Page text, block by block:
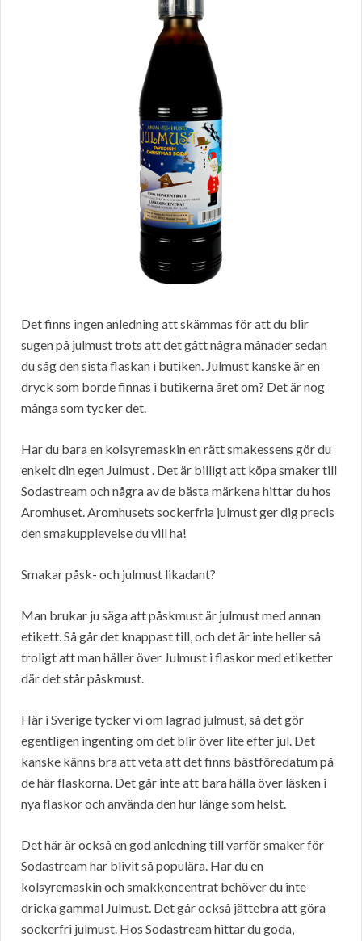
Det finns ingen anledning att skämmas för att du blir
sugen på julmust trots att det gått några månader sedan
du såg den sista flaskan i butiken. Julmust kanske är en
dryck som borde finnas i butikerna året om? Det är nog
många som tycker det.
Har du bara en kolsyremaskin en rätt smakessens gör du
enkelt din egen Julmust . Det är billigt att köpa smaker till
Sodastream och några av de bästa märkena hittar du hos
Aromhuset. Aromhusets sockerfria julmust ger dig precis
den smakupplevelse du vill ha!
Smakar påsk- och julmust likadant?
Man brukar ju säga att påskmust är julmust med annan
etikett. Så går det knappast till, och det är inte heller så
troligt att man häller över Julmust i flaskor med etiketter
där det står påskmust.
Här i Sverige tycker vi om lagrad julmust, så det gör
egentligen ingenting om det blir över lite efter jul. Det
kanske känns bra att veta att det finns bästföredatum på
de här flaskorna. Det går inte att bara hälla över läsken i
nya flaskor och använda den hur länge som helst.
Det här är också en god anledning till varför smaker för
Sodastream har blivit så populära. Har du en
kolsyremaskin och smakkoncentrat behöver du inte
dricka gammal Julmust. Det går också jättebra att göra
sockerfri julmust. Hos Sodastream hittar du goda,